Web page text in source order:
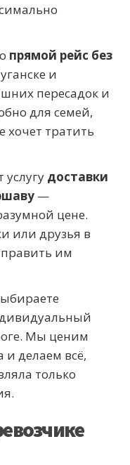
прямой рейс без
и
пересадок и
для семей,
хочет тратить
доставки
—
цене.
или друзья в
им
Мы ценим
и делаем всё,
только